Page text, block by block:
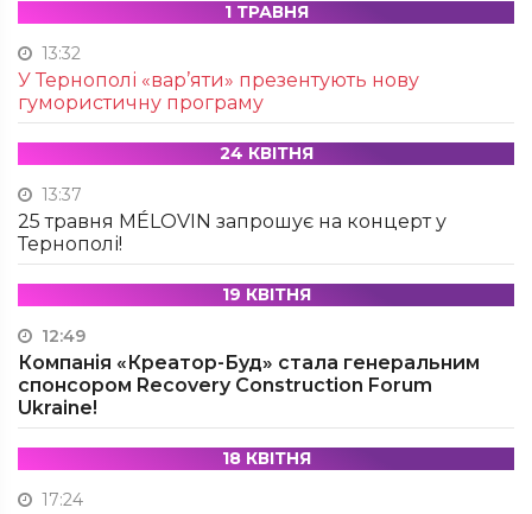
1 ТРАВНЯ
13:32
У Тернополі «вар’яти» презентують нову
гумористичну програму
24 КВІТНЯ
13:37
25 травня MÉLOVIN запрошує на концерт у
Тернополі!
19 КВІТНЯ
12:49
Компанія «Креатор-Буд» стала генеральним
спонсором Recovery Construction Forum
Ukraine!
18 КВІТНЯ
17:24